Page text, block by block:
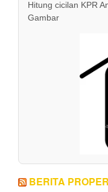
Hitung cicilan KPR
Gambar
BERITA